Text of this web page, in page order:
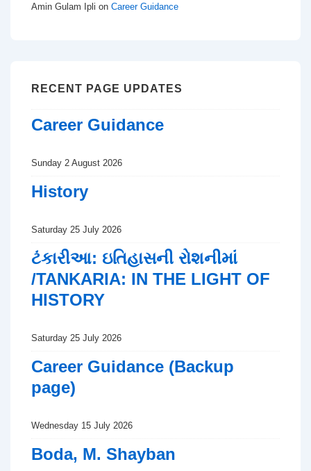
Amin Gulam Ipli on Career Guidance
RECENT PAGE UPDATES
Career Guidance
Sunday 2 August 2026
History
Saturday 25 July 2026
ટંકારીઆ: ઇતિહાસની રોશનીમાં
/TANKARIA: IN THE LIGHT OF
HISTORY
Saturday 25 July 2026
Career Guidance (Backup
page)
Wednesday 15 July 2026
Boda, M. Shayban